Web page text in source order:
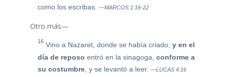
como los escribas. —MARCOS 1:16-22
Otro más—
16Vino a Nazaret, donde se había criado; y en el
día de reposo entró en la sinagoga, conforme a
su costumbre, y se levantó a leer. —LUCAS 4:16